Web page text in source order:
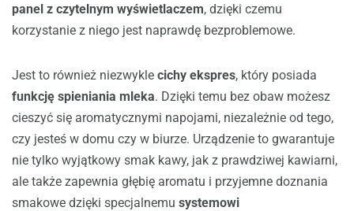
panel z czytelnym wyświetlaczem, dzięki czemu
korzystanie z niego jest naprawdę bezproblemowe.
Jest to również niezwykle cichy ekspres, który posiada
funkcję spieniania mleka. Dzięki temu bez obaw możesz
cieszyć się aromatycznymi napojami, niezależnie od tego,
czy jesteś w domu czy w biurze. Urządzenie to gwarantuje
nie tylko wyjątkowy smak kawy, jak z prawdziwej kawiarni,
ale także zapewnia głębię aromatu i przyjemne doznania
smakowe dzięki specjalnemu systemowi